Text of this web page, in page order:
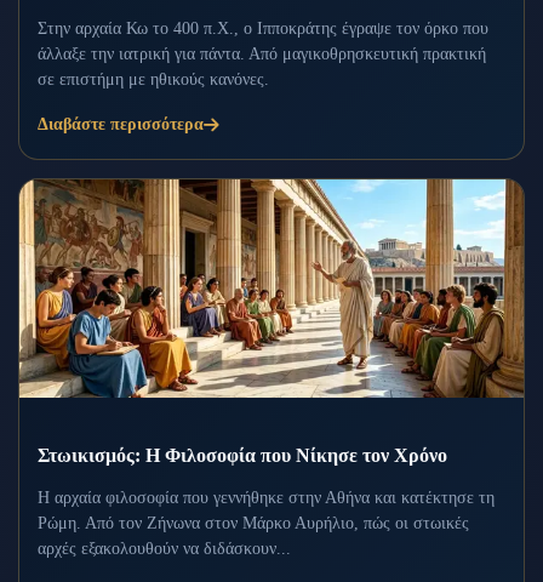
Στην αρχαία Κω το 400 π.Χ., ο Ιπποκράτης έγραψε τον όρκο που
άλλαξε την ιατρική για πάντα. Από μαγικοθρησκευτική πρακτική
σε επιστήμη με ηθικούς κανόνες.
Διαβάστε περισσότερα
Στωικισμός: Η Φιλοσοφία που Νίκησε τον Χρόνο
Η αρχαία φιλοσοφία που γεννήθηκε στην Αθήνα και κατέκτησε τη
Ρώμη. Από τον Ζήνωνα στον Μάρκο Αυρήλιο, πώς οι στωικές
αρχές εξακολουθούν να διδάσκουν...